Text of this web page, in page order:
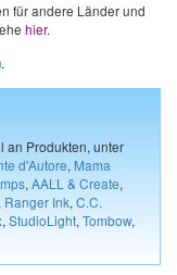
für andere Länder und
hier.
.
an Produkten, unter
d'Autore, Mama
, AALL & Create,
Ranger Ink, C.C.
, StudioLight, Tombow,